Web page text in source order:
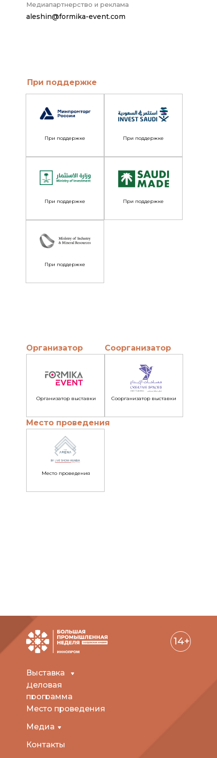
Медиапартнерство и реклама
aleshin@formika-event.com
При поддержке При поддержке
При поддержке При поддержке
При поддержке
При поддержке
Организатор
Организатор выставки
Соорганизатор
Соорганизатор выставки
Место проведения
Место проведения
Контакты
Деловая
программа
14+
Место проведения
Медиа
Выставка